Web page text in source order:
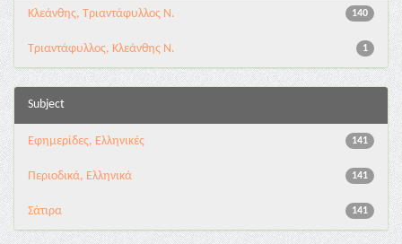
140
Κλεάνθης, Τριαντάφυλλος Ν.
1
Τριαντάφυλλος, Κλεάνθης Ν.
Subject
141
Εφημερίδες, Ελληνικές
141
Περιοδικά, Ελληνικά
141
Σάτιρα